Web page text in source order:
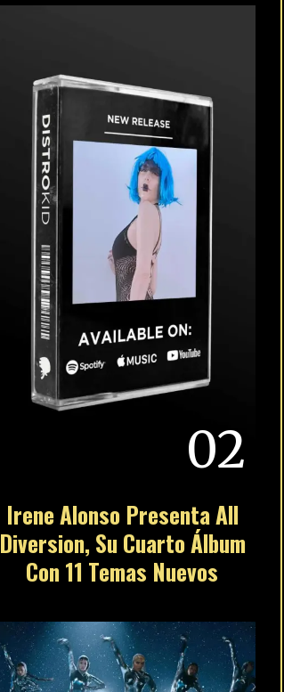
02
Irene Alonso Presenta All
Diversion, Su Cuarto Álbum
Con 11 Temas Nuevos